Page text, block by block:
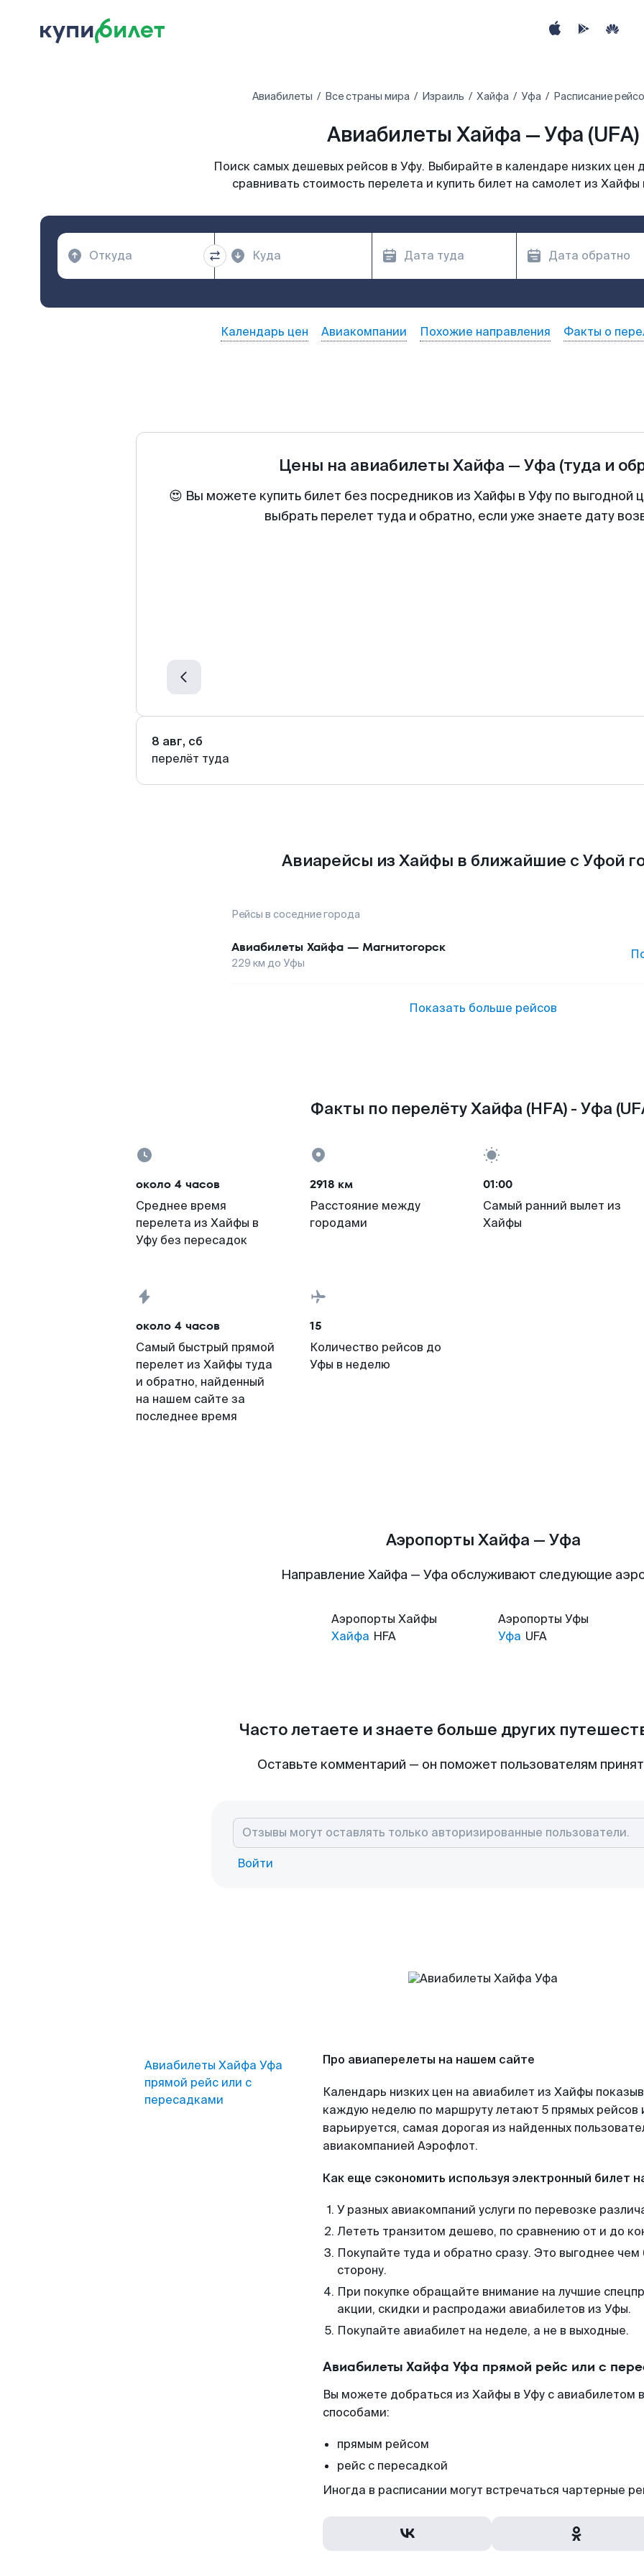
Авиабилеты Все страны мира Израиль Хайфа Уфа Расписание
Авиабилеты Хайфа — Уфа (UFA)
Поиск самых дешевых рейсов в Уфу. Выбирайте в календаре низких цен
сравнивать стоимость перелета и купить билет на самолет из Хайфы
Календарь цен Авиакомпании Похожие направления Факты о
Цены на авиабилеты Хайфа — Уфа (туда и
😍 Вы можете купить билет без посредников из Хайфы в Уфу по выгодной
выбрать перелет туда и обратно, если уже знаете дату
8 авг, сб
перелёт туда
Авиарейсы из Хайфы в ближайшие с Уфой
Рейсы в соседние города
Авиабилеты Хайфа — Магнитогорск
229 км до Уфы
Показать больше рейсов
Факты по перелёту Хайфа (HFA) - Уфа
около 4 часов
Среднее время
перелета из Хайфы в
Уфу без пересадок
2918 км
Расстояние между
городами
01:00
Самый ранний вылет из
Хайфы
около 4 часов
Самый быстрый прямой
перелет из Хайфы туда
и обратно, найденный
на нашем сайте за
последнее время
15
Количество рейсов до
Уфы в неделю
Аэропорты Хайфа — Уфа
Направление Хайфа — Уфа обслуживают следующие
Аэропорты Хайфы
Хайфа HFA
Аэропорты Уфы
Уфа UFA
Часто летаете и знаете больше других
Оставьте комментарий — он поможет пользователям
Войти
Авиабилеты Хайфа Уфа
прямой рейс или с
пересадками
Про авиаперелеты на нашем сайте
Календарь низких цен на авиабилет из Хайфы
каждую неделю по маршруту летают 5 прямых рейсов
варьируется, самая дорогая из найденных
авиакомпанией Аэрофлот.
Как еще сэкономить используя электронный билет
У разных авиакомпаний услуги по перевозке
Лететь транзитом дешево, по сравнению от и до
Покупайте туда и обратно сразу. Это выгоднее
сторону.
При покупке обращайте внимание на лучшие
акции, скидки и распродажи авиабилетов из Уфы.
Покупайте авиабилет на неделе, а не в выходные.
Авиабилеты Хайфа Уфа прямой рейс или с
Вы можете добраться из Хайфы в Уфу с авиабилетом
способами:
прямым рейсом
рейс с пересадкой
Иногда в расписании могут встречаться чартерные